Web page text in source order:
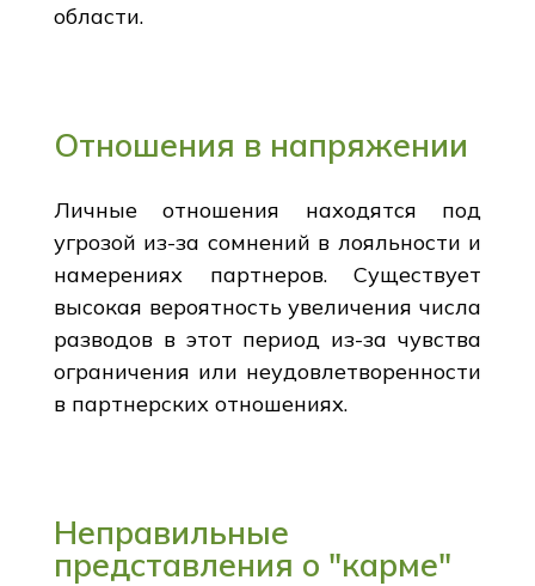
области.
Отношения в напряжении
Личные отношения находятся под
угрозой из-за сомнений в лояльности и
намерениях партнеров. Существует
высокая вероятность увеличения числа
разводов в этот период из-за чувства
ограничения или неудовлетворенности
в партнерских отношениях.
Неправильные
представления о "карме"